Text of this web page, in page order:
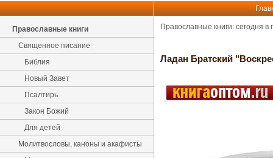
Православные книги
Священное писание
Библия
Новый Завет
Псалтирь
Закон Божий
Для детей
Молитвословы, каноны и акафисты
Православные книги: сегодня
Ладан Братский